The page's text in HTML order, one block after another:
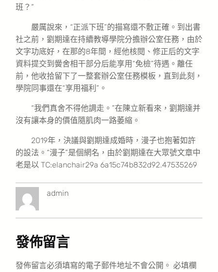
班？”
嚴厲說來，“正派下班”的描寫還不敷正確。到出書
社之前，劉期達在持續教導學院分擔辦公室任務，由於
文字功底好，在那的8年間，經他核閱、修正后的文字
資料提交到黌舍相干部分后能享用“免檢”待遇。離任
前，他收拾留下了一整套辦公室任務模板，直到此刻，
學院同事還在“享用福利”。
“我們真舍不得他調走。”在陳立新看來，劉期達并
沒有讓本身的價值隨肌肉一路萎縮。
2019年，決議與劉期達成婚時，漫子也抱著如許
的設法。“漫子”是個網名，由於劉期達在大眾號文章中
老是以 TC:elanchair29a 6a15c74b832d92.47535269
admin
發佈留言
發佈留言必須填寫的電子郵件地址不會公開。 必填欄